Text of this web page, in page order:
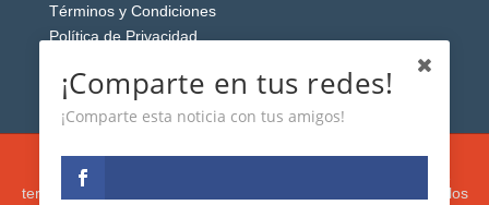
Términos y Condiciones
Política de Privacidad
Esta web usa cookies analíticas y publicitarias (propias y de
terceros) para analizar el tráfico y personalizar el contenido y los
¡Comparte en tus redes!
¡Comparte esta noticia con tus amigos!